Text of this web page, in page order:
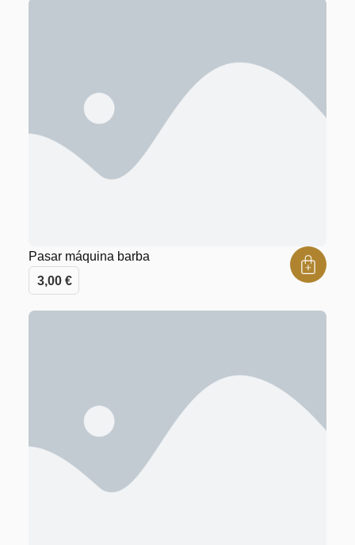
Pasar máquina barba
3,00 €